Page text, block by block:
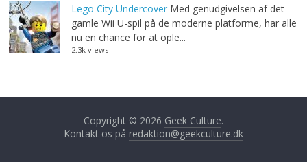
Lego City Undercover Med genudgivelsen af det
gamle Wii U-spil på de moderne platforme, har alle
nu en chance for at ople...
2.3k views
Copyright © 2026 Geek Culture.
Kontakt os på redaktion@geekculture.dk